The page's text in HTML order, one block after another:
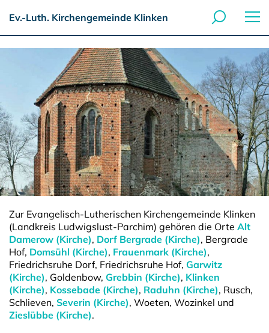
Ev.-Luth. Kirchengemeinde Klinken
Zur Evangelisch-Lutherischen Kirchengemeinde Klinken
(Landkreis Ludwigslust-Parchim) gehören die Orte Alt
Damerow (Kirche), Dorf Bergrade (Kirche), Bergrade
Hof, Domsühl (Kirche), Frauenmark (Kirche),
Friedrichsruhe Dorf, Friedrichsruhe Hof, Garwitz
(Kirche), Goldenbow, Grebbin (Kirche), Klinken
(Kirche), Kossebade (Kirche), Raduhn (Kirche), Rusch,
Schlieven, Severin (Kirche), Woeten, Wozinkel und
Zieslübbe (Kirche).